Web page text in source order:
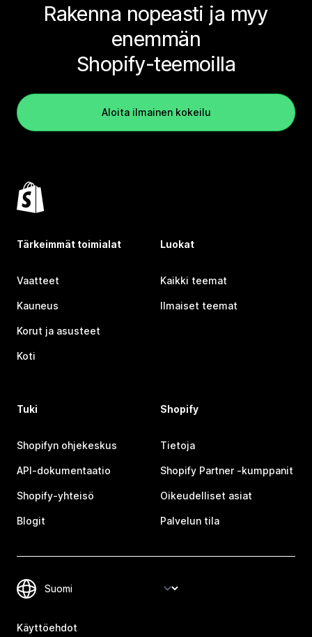
Rakenna nopeasti ja myy
enemmän
Shopify-teemoilla
Aloita ilmainen kokeilu
Tärkeimmät toimialat
Vaatteet
Kauneus
Korut ja asusteet
Koti
Luokat
Kaikki teemat
Ilmaiset teemat
Tuki
Shopifyn ohjekeskus
API-dokumentaatio
Shopify-yhteisö
Blogit
Shopify
Tietoja
Shopify Partner ‑kumppanit
Oikeudelliset asiat
Palvelun tila
Käyttöehdot